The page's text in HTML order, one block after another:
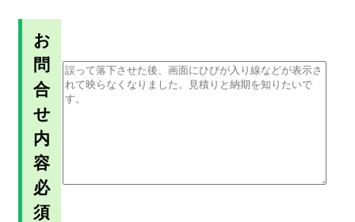
お
問
合
せ
内
容
必
須